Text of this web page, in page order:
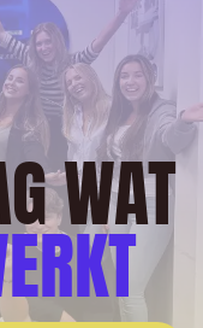
WAT